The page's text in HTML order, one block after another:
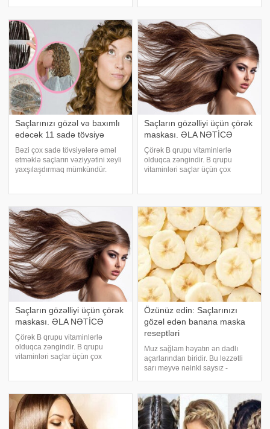
vasitələrlə hazırlanmış saç
masklarının tərkibində sulfat və
parabe
bərabəri olmadığı qeyd edilir.
Pridoksin (adermin) B qrup
vitaminlər
Saçlarınızı gözəl və baxımlı
edəcək 11 sadə tövsiyə
Bəzi çox sadə tövsiyələrə əməl
etməklə saçların vəziyyətini xeyli
yaxşılaşdırmaq mümkündür.
təqdim edir. 1. Saçlarınızı
yatmazda
Saçların gözəlliyi üçün çörək
maskası. ƏLA NƏTİCƏ
Çörək B qrupu vitaminlərlə
olduqca zəngindir. B qrupu
vitaminləri saçlar üçün çox
dərisinə müsbət təsir edir.
Saçlarınız
Saçların gözəlliyi üçün çörək
maskası. ƏLA NƏTİCƏ
Çörək B qrupu vitaminlərlə
olduqca zəngindir. B qrupu
vitaminləri saçlar üçün çox
dərisinə müsbət təsir edir.
Saçlarınız
Özünüz edin: Saçlarınızı
gözəl edən banana maska ​​
reseptləri
Muz sağlam həyatın ən dadlı
açarlarından biridir. Bu ləzzətli
sarı meyvə nəinki saysız -
rutininizin ayrılmaz bir hissəsinə
çevriləcək. İşdə bir çox məşhur
adları